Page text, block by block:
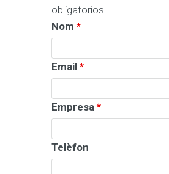
obligatorios
Nom *
Email *
Empresa *
Telèfon